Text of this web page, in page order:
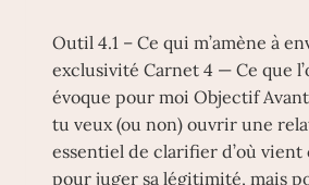
Outil 4.1 – Ce qui m’amène à
exclusivité Carnet 4 — Ce que
évoque pour moi Objectif
tu veux (ou non) ouvrir une
essentiel de clarifier d’où vient
pour juger sa légitimité, mais